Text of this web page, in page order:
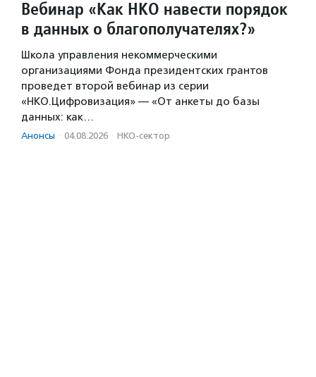
Вебинар «Как НКО навести порядок
в данных о благополучателях?»
Школа управления некоммерческими
организациями Фонда президентских грантов
проведет второй вебинар из серии
«НКО.Цифровизация» — «От анкеты до базы
данных: как…
Анонсы · 04.08.2026 · НКО-сектор